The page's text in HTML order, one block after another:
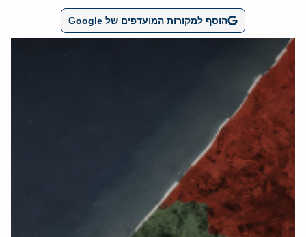
הוסף למקורות המועדפים של Google